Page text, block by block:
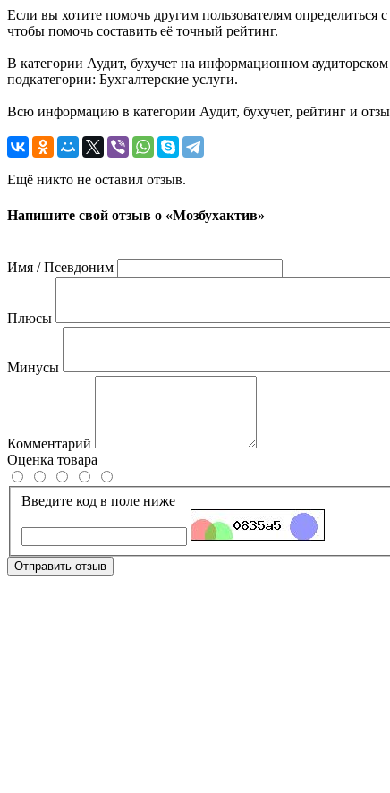
Если вы хотите помочь другим пользователям определиться
чтобы помочь составить её точный рейтинг.
В категории Аудит, бухучет на информационном
подкатегории: Бухгалтерские услуги.
Всю информацию в категории Аудит, бухучет, рейтинг и
Ещё никто не оставил отзыв.
Напишите свой отзыв о «Мозбухактив»
Имя / Псевдоним
Плюсы
Минусы
Комментарий
Оценка товара
Введите код в поле ниже
Отправить отзыв